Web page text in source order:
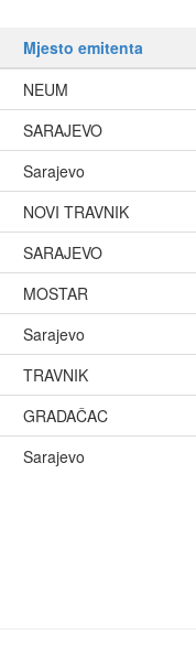
Mjesto emitenta
NEUM
SARAJEVO
Sarajevo
NOVI TRAVNIK
SARAJEVO
MOSTAR
Sarajevo
TRAVNIK
GRADAČAC
Sarajevo